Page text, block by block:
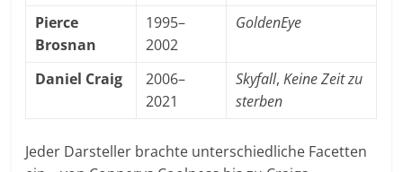
Pierce
Brosnan
1995–
2002
GoldenEye
Daniel Craig
2006–
2021
Skyfall,Keine Zeit zu
sterben
Jeder Darsteller brachte unterschiedliche Facetten